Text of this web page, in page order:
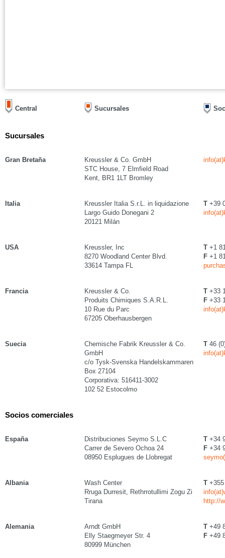
Central Sucursales
Sucursales
Gran Bretaña
Kreussler & Co. GmbH
STC House, 7 Elmfield Road
Kent, BR1 1LT Bromley
Italia
Kreussler Italia S.r.L. in liquidazione
Largo Guido Donegani 2
20121 Milán
T +39
USA
Kreussler, Inc
8270 Woodland Center Blvd.
33614 Tampa FL
T +1
F +1
Francia
Kreussler & Co.
Produits Chimiques S.A.R.L.
10 Rue du Parc
67205 Oberhausbergen
T +33
F +33
Suecia
Chemische Fabrik Kreussler & Co.
GmbH
c/o Tysk-Svenska Handelskammaren
Box 27104
Corporativa: 516411-3002
102 52 Estocolmo
T 46
Socios comerciales
España
Distribuciones Seymo S.L.C
Carrer de Severo Ochoa 24
08950 Esplugues de Llobregat
T +34
F +34
Albania
Wash Center
Rruga Durresit, Rethrrotullimi Zogu Zi
Tirana
T
http://
Alemania
Arndt GmbH
Elly Staegmeyer Str. 4
80999 München
T +49
F +49